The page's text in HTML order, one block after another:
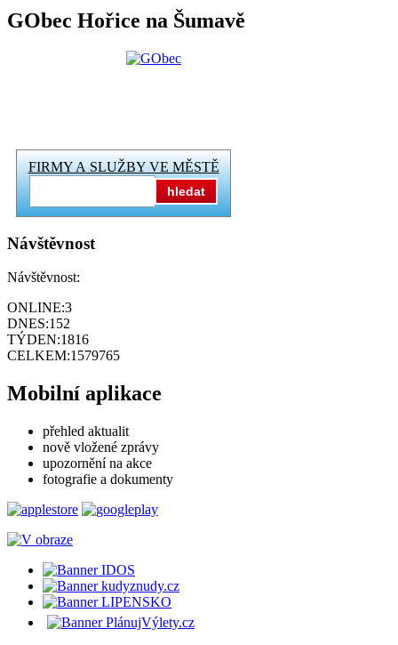
GObec Hořice na Šumavě
FIRMY A SLUŽBY VE MĚSTĚ
hledat
Návštěvnost
Návštěvnost:
ONLINE:3
DNES:152
TÝDEN:1816
CELKEM:1579765
Mobilní aplikace
přehled aktualit
nově vložené zprávy
upozornění na akce
fotografie a dokumenty